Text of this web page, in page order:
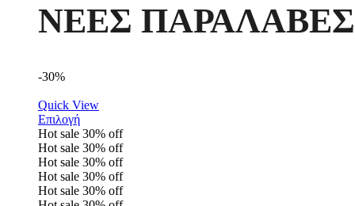
ΝΕΕΣ ΠΑΡΑΛΑΒΕΣ
-30%
Quick View
Επιλογή
Hot sale 30% off
Hot sale 30% off
Hot sale 30% off
Hot sale 30% off
Hot sale 30% off